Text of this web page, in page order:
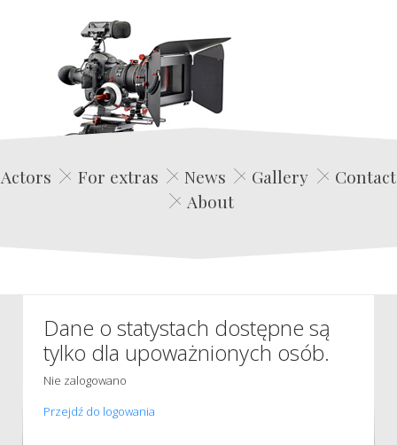
Edwin Film Agencja Aktorska
Actors For extras News Gallery
Contact
About
Dane o statystach dostępne są
tylko dla upoważnionych osób.
Nie zalogowano
Przejdź do logowania